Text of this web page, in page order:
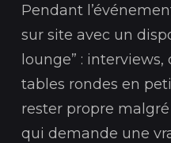
Pendant
sur site avec un
lounge” :
tables rondes en
rester propre
qui demande une